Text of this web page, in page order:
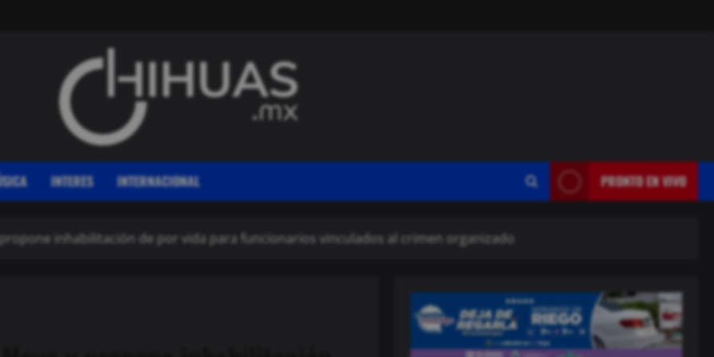
INTERES INTERNACIONAL PRONTO EN VIVO
propone inhabilitación de por vida para funcionarios vinculados al crimen organizado